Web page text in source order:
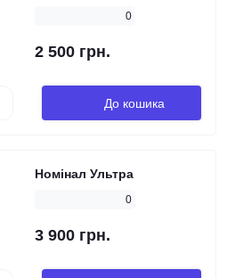
0
2 500 грн.
До кошика
Номінал Ультра
0
3 900 грн.